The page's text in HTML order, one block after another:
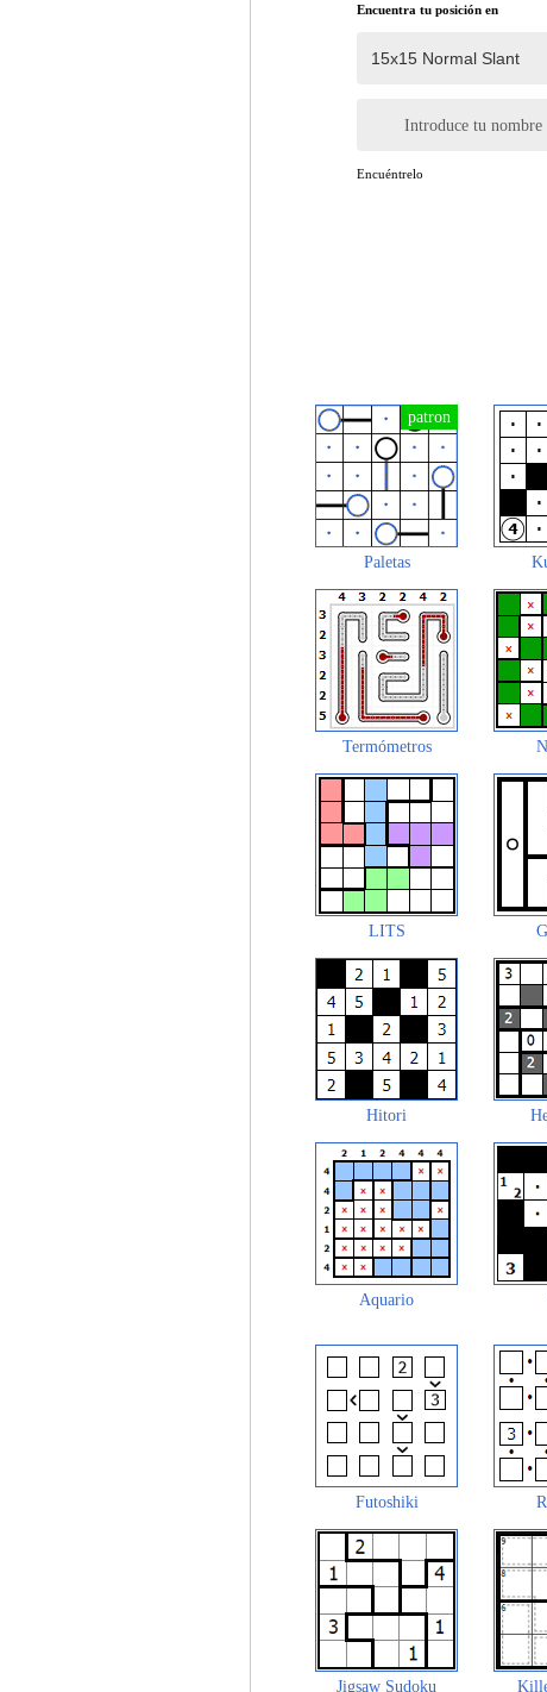
Encuentra tu posición en
Introduce tu nombre
Encuéntrelo
Paletas
Termómetros
LITS
Hitori
Aquario
Futoshiki
Jigsaw Sudoku